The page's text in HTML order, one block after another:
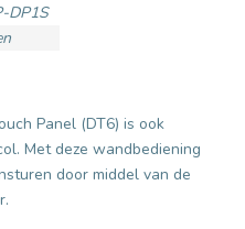
DP1S
Panel (DT6) is ook
Met deze wandbediening
door middel van de